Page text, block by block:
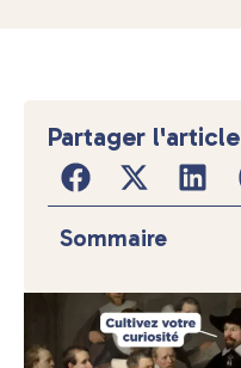
Partager l'article
Sommaire